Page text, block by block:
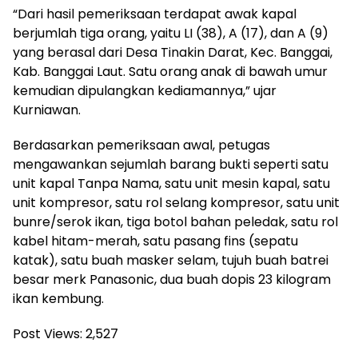
“Dari hasil pemeriksaan terdapat awak kapal
berjumlah tiga orang, yaitu LI (38), A (17), dan A (9)
yang berasal dari Desa Tinakin Darat, Kec. Banggai,
Kab. Banggai Laut. Satu orang anak di bawah umur
kemudian dipulangkan kediamannya,” ujar
Kurniawan.
Berdasarkan pemeriksaan awal, petugas
mengawankan sejumlah barang bukti seperti satu
unit kapal Tanpa Nama, satu unit mesin kapal, satu
unit kompresor, satu ⁠rol selang kompresor, satu unit
bunre/serok ikan, tiga botol bahan peledak, satu rol
kabel hitam-merah, satu pasang fins (sepatu
katak), satu buah masker selam, tujuh buah batrei
besar merk Panasonic, dua buah dopis 23 kilogram
ikan kembung.
Post Views: 2,527